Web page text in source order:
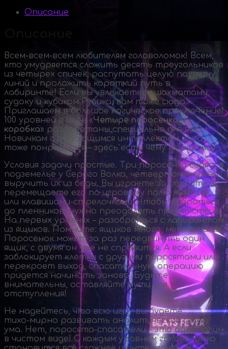
Описание
Всем-всем-всем любителям головоломок! Всем,
кто умудряется сложить десять треугольников
из четырех спичек, распутать целую паутину
линий и проложить короткий путь в
лабиринте! Если вы увлекаетесь шахматами,
судоку и кубиком Рубика, вам тоже сюда.
Приглашаем в большое логическое приключение!
100 уровней в игре «Четыре поросенка и
коробка» разработаны специально для вас!
Новичкам с выдающимся интеллектом игра
тоже понравится – здесь есть чему поучиться.
Условия задачи простые. Три поросенка сидят в
подземелье у Серого Волка, четвертому нужно
выручить их из беды. Вы играете за спасателя,
перемещаете его по игровому полю мышкой
или клавишами-стрелочками. Чтобы добраться
до пленников, нужно преодолеть препятствия.
На первых уровнях – разобраться с лабиринтом
из ящиков. Помните: ящиков много, места мало.
Поросенок может за раз передвинуть один
ящик, с двумя он уже не справится. А если
заблокирует клетки с другими поросятами или
перекроет выход, спасательную операцию
придется начинать заново. Будьте
внимательны, оставляйте пути для
отступления!
Не надейтесь, что всю игру вы будете
тихо-мирно развивать аналитический склад
ума. Нет, поросята-спасатели– это адреналин
в чистом виде! С каждым уровнем головоломка